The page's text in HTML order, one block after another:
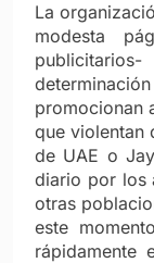
La
modesta
promocionan
que violentan
de UAE o
diario por los
otras
este
rápidamente